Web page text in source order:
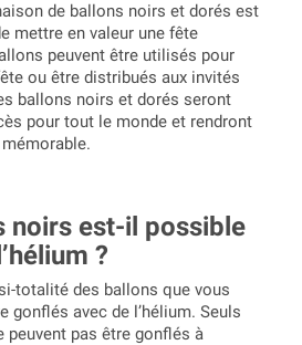
de ballons noirs et dorés est
mettre en valeur une fête
peuvent être utilisés pour
ou être distribués aux invités
ballons noirs et dorés seront
pour tout le monde et rendront
noirs est-il possible
?
totalité des ballons que vous
gonflés avec de l’hélium. Seuls
peuvent pas être gonflés à